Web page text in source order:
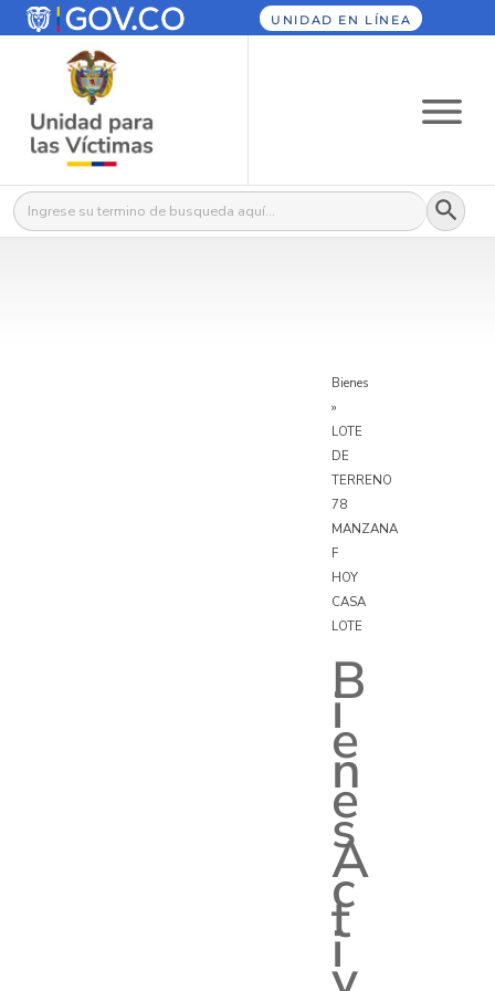
UNIDAD EN LÍNEA
Buscar: Botón
Bienes
»
LOTE
DE
TERRENO
78
MANZANA
F
HOY
CASA
LOTE
B
i
e
n
e
s
A
c
t
i